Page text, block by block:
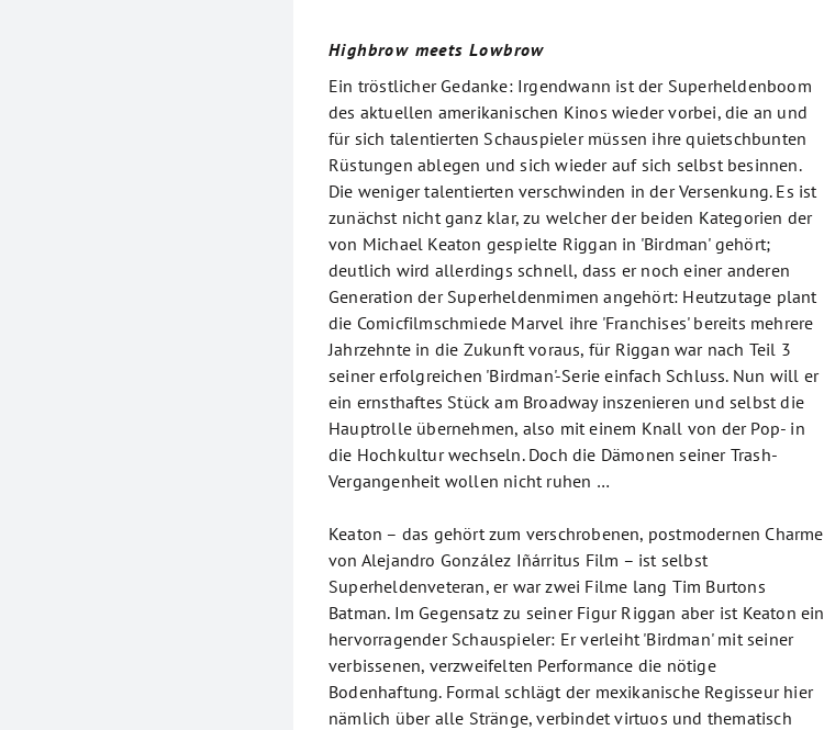
Highbrow meets Lowbrow
Ein tröstlicher Gedanke: Irgendwann ist der Superheldenboom
des aktuellen amerikanischen Kinos wieder vorbei, die an und
für sich talentierten Schauspieler müssen ihre quietschbunten
Rüstungen ablegen und sich wieder auf sich selbst besinnen.
Die weniger talentierten verschwinden in der Versenkung. Es ist
zunächst nicht ganz klar, zu welcher der beiden Kategorien der
von Michael Keaton gespielte Riggan in 'Birdman' gehört;
deutlich wird allerdings schnell, dass er noch einer anderen
Generation der Superheldenmimen angehört: Heutzutage plant
die Comicfilmschmiede Marvel ihre 'Franchises' bereits mehrere
Jahrzehnte in die Zukunft voraus, für Riggan war nach Teil 3
seiner erfolgreichen 'Birdman'-Serie einfach Schluss. Nun will er
ein ernsthaftes Stück am Broadway inszenieren und selbst die
Hauptrolle übernehmen, also mit einem Knall von der Pop- in
die Hochkultur wechseln. Doch die Dämonen seiner Trash-
Vergangenheit wollen nicht ruhen …
Keaton – das gehört zum verschrobenen, postmodernen Charme
von Alejandro González Iñárritus Film – ist selbst
Superheldenveteran, er war zwei Filme lang Tim Burtons
Batman. Im Gegensatz zu seiner Figur Riggan aber ist Keaton ein
hervorragender Schauspieler: Er verleiht 'Birdman' mit seiner
verbissenen, verzweifelten Performance die nötige
Bodenhaftung. Formal schlägt der mexikanische Regisseur hier
nämlich über alle Stränge, verbindet virtuos und thematisch